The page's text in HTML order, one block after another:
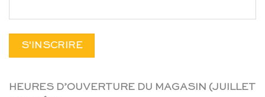
HEURES D’OUVERTURE DU MAGASIN (JUILLET